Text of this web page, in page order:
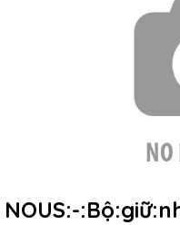
NOUS:-